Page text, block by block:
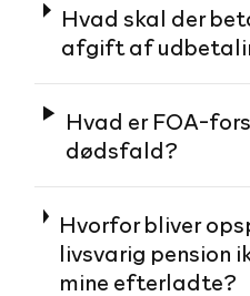
Hvad skal der
afgift af
Hvad er FOA-
dødsfald?
Hvorfor bliver
livsvarig pension
mine efterladte?